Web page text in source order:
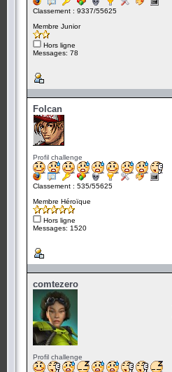
Classement : 9337/55625
Membre Junior
Hors ligne
Messages: 78
Folcan
Profil challenge
Classement : 535/55625
Membre Héroïque
Hors ligne
Messages: 1520
comtezero
Profil challenge